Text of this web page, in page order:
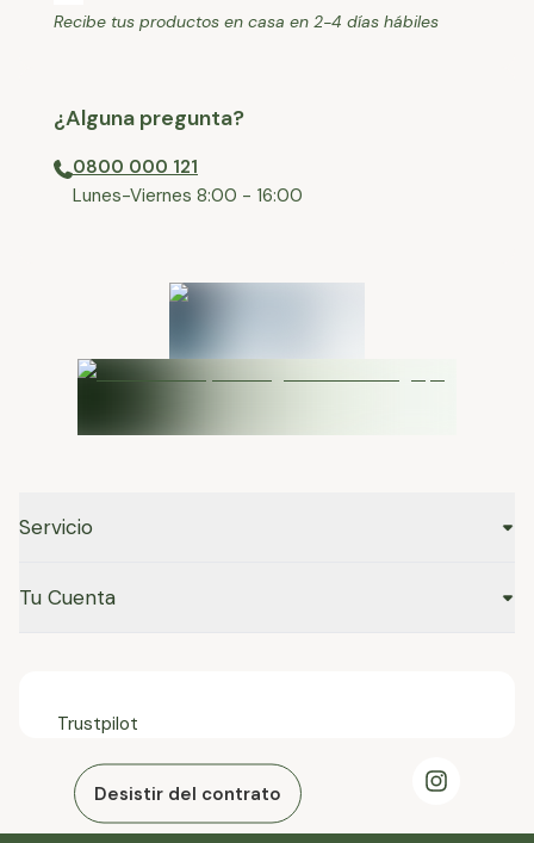
Recibe tus productos en casa en 2-4 días hábiles
¿Alguna pregunta?
0800 000 121
⁠Lunes-Viernes 8:00 - 16:00
Servicio
Tu Cuenta
Trustpilot
Desistir del contrato